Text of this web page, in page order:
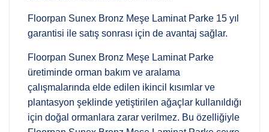
Floorpan Sunex Bronz Meşe Laminat Parke 15 yıl
garantisi ile satış sonrası için de avantaj sağlar.
Floorpan Sunex Bronz Meşe Laminat Parke
üretiminde orman bakım ve aralama
çalışmalarında elde edilen ikincil kısımlar ve
plantasyon şeklinde yetiştirilen ağaçlar kullanıldığı
için doğal ormanlara zarar verilmez. Bu özelliğiyle